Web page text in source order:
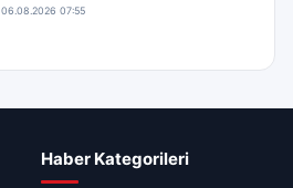
06.08.2026 07:55
Haber Kategorileri